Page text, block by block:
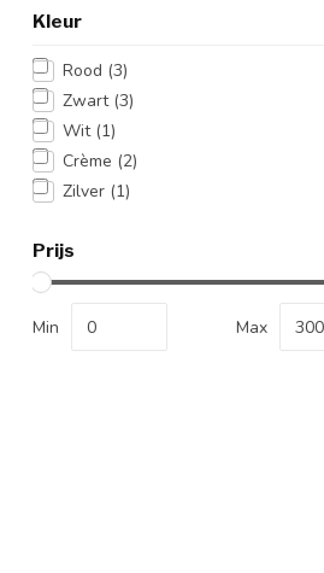
Kleur
Rood (3)
Zwart (3)
Wit (1)
Crème (2)
Zilver (1)
Prijs
Min Max